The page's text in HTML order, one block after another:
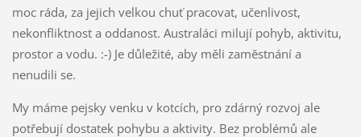
moc ráda, za jejich velkou chuť pracovat, učenlivost,
nekonfliktnost a oddanost. Australáci milují pohyb, aktivitu,
prostor a vodu. :-) Je důležité, aby měli zaměstnání a
nenudili se.
My máme pejsky venku v kotcích, pro zdárný rozvoj ale
potřebují dostatek pohybu a aktivity. Bez problémů ale